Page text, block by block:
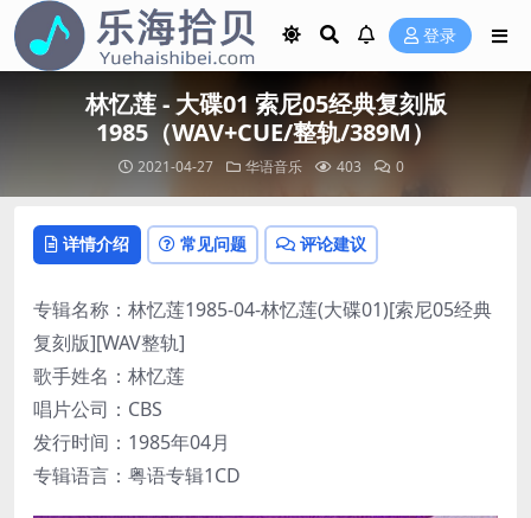
登录
林忆莲 - 大碟01 索尼05经典复刻版
1985（WAV+CUE/整轨/389M）
2021-04-27 华语音乐 403 0
详情介绍 常见问题 评论建议
专辑名称：林忆莲1985-04-林忆莲(大碟01)[索尼05经典
复刻版][WAV整轨]
歌手姓名：林忆莲
唱片公司：CBS
发行时间：1985年04月
专辑语言：粤语专辑1CD